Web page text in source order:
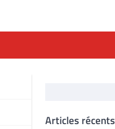
Articles récents